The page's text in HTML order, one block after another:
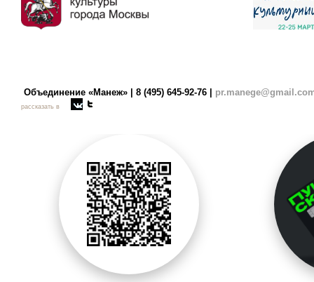
Объединение «Манеж» | 8 (495) 645-92-76 |
рассказать в